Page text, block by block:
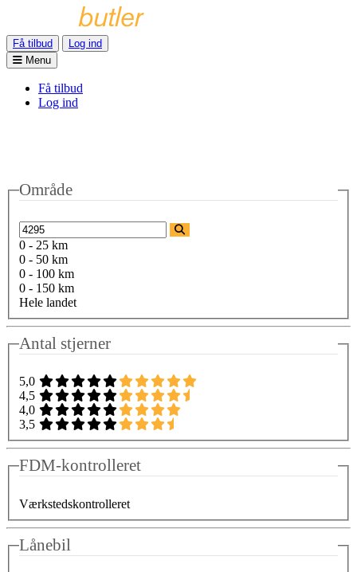
Få tilbud
Log ind
Menu
Få tilbud
Log ind
Område
0 - 25 km
0 - 50 km
0 - 100 km
0 - 150 km
Hele landet
Antal stjerner
5,0
4,5
4,0
3,5
FDM-kontrolleret
Værkstedskontrolleret
Lånebil